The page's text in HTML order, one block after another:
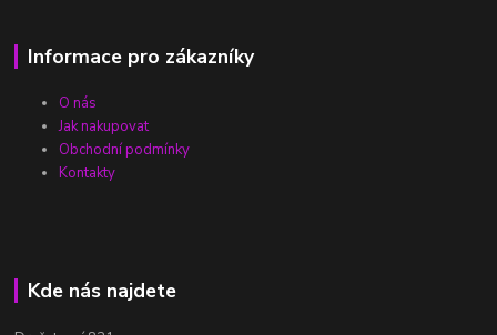
Informace pro zákazníky
O nás
Jak nakupovat
Obchodní podmínky
Kontakty
Kde nás najdete